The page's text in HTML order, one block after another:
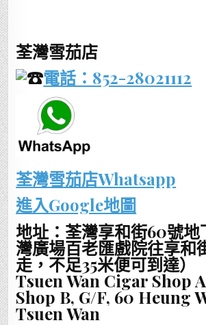
荃灣雪茄店
電話：852-28021112
荃灣雪茄店Whatsapp
進入Google地圖
地址：荃灣享和街60號地
灣廣場百老匯戲院往享和
走，不足35米便可到達）
Tsuen Wan Cigar Shop
Shop B, G/F, 60 Heung
Tsuen Wan